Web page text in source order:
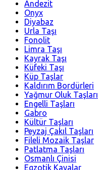
Andezit
Onyx
Diyabaz
Urla Taşı
Fonolit
Limra Taşı
Kayrak Taşı
Küfeki Taşı
Küp Taşlar
Kaldırım Bordürleri
Yağmur Oluk Taşları
Engelli Taşları
Gabro
Kültür Taşları
Peyzaj Çakıl Taşları
Fileli Mozaik Taşlar
Patlatma Taşları
Osmanlı Çinisi
Egzotik Kayalar